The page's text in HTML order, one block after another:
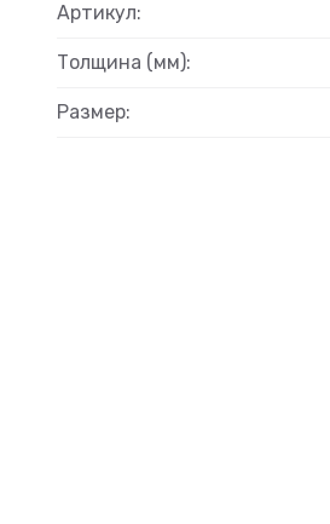
Артикул:
Толщина (мм):
Размер: